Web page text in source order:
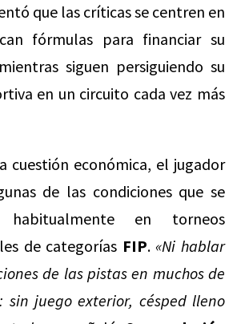
que las críticas se centren en
fórmulas para financiar su
siguen persiguiendo su
en un circuito cada vez más
cuestión económica, el jugador
de las condiciones que se
habitualmente en torneos
de categorías FIP.«Ni hablar
de las pistas en muchos de
sin juego exterior, césped lleno